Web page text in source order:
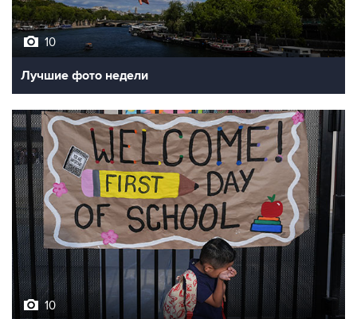
10
Лучшие фото недели
10
Фотохроника 7 августа